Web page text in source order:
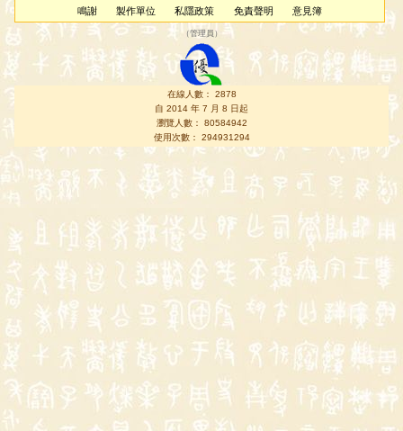
鳴謝
製作單位 私隱政策 免責聲明 意見簿
（管理員 ）
在線人數： 2878
自 2014 年 7 月 8 日起
瀏覽人數： 80584942
使用次數： 294931294